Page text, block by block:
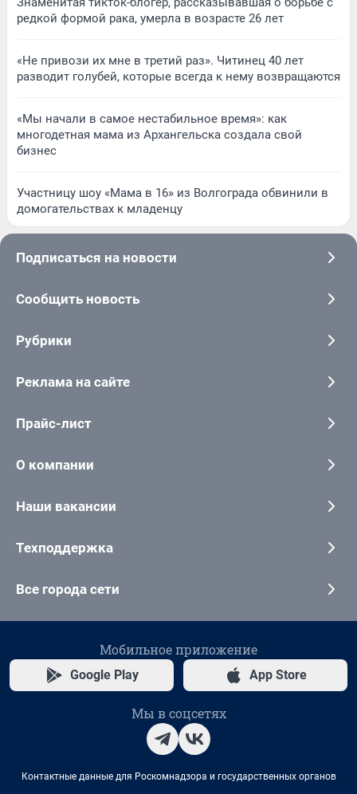
редкой формой рака, умерла в возрасте 26 лет
«Не привози их мне в третий раз». Читинец 40 лет
разводит голубей, которые всегда к нему возвращаются
«Мы начали в самое нестабильное время»: как
многодетная мама из Архангельска создала свой
бизнес
Участницу шоу «Мама в 16» из Волгограда обвинили в
домогательствах к младенцу
Подписаться на новости
Сообщить новость
Рубрики
Реклама на сайте
Прайс-лист
О компании
Наши вакансии
Техподдержка
Все города сети
Мобильное приложение
Google Play App Store
Мы в соцсетях
Контактные данные для Роскомнадзора и государственных органов